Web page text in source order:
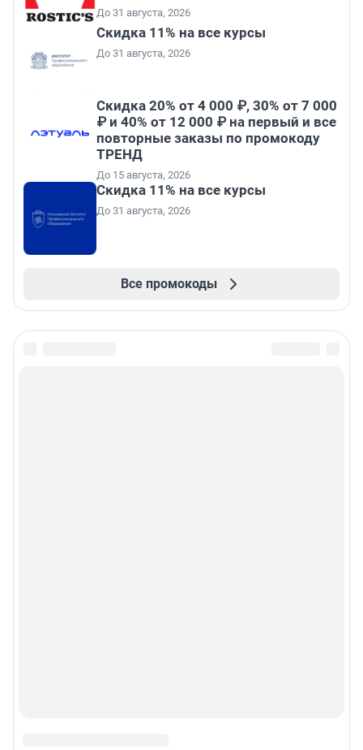
До 31 августа, 2026
Скидка 11% на все курсы
До 31 августа, 2026
Скидка 20% от 4 000 ₽, 30% от 7 000
₽ и 40% от 12 000 ₽ на первый и все
повторные заказы по промокоду
ТРЕНД
До 15 августа, 2026
Скидка 11% на все курсы
До 31 августа, 2026
Все промокоды